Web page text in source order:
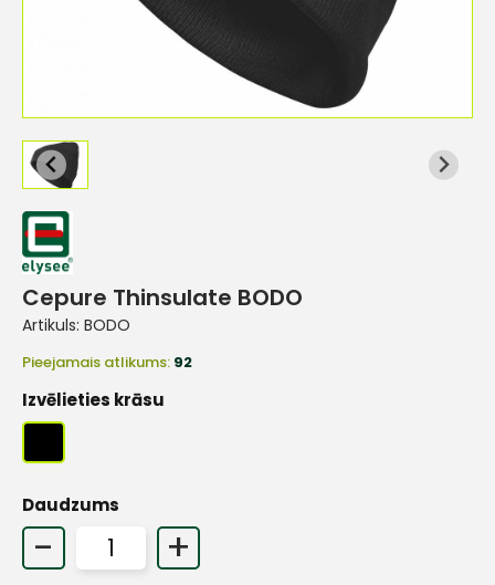
Cepure Thinsulate BODO
Artikuls: BODO
Pieejamais atlikums: 92
Izvēlieties krāsu
Daudzums
- +